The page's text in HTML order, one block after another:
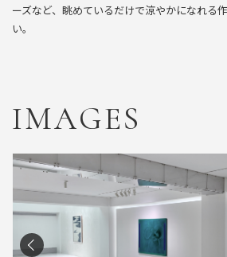
ーズなど、眺めているだけで涼やかになれる
い。
IMAGES